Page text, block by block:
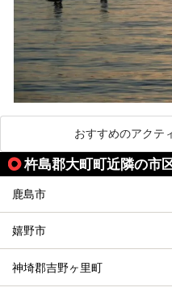
おすすめのアクテ
杵島郡大町町近隣の市
鹿島市
嬉野市
神埼郡吉野ヶ里町